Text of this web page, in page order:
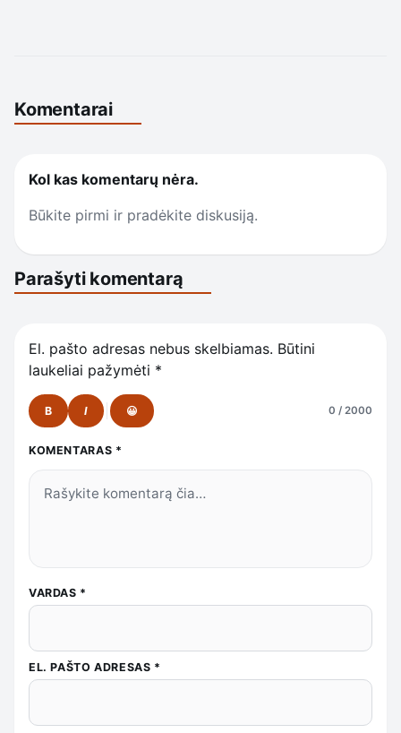
Komentarai
Kol kas komentarų nėra.
Būkite pirmi ir pradėkite diskusiją.
Parašyti komentarą
El. pašto adresas nebus skelbiamas. Būtini
laukeliai pažymėti *
B I 😀 0 / 2000
KOMENTARAS *
VARDAS *
EL. PAŠTO ADRESAS *